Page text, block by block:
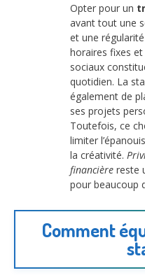
Opter pour un
avant tout une
et une
horaires fixes
sociaux
quotidien. La
également de
ses projets
Toutefois, ce
limiter
la créativité.
financière reste
pour beaucoup
Comment